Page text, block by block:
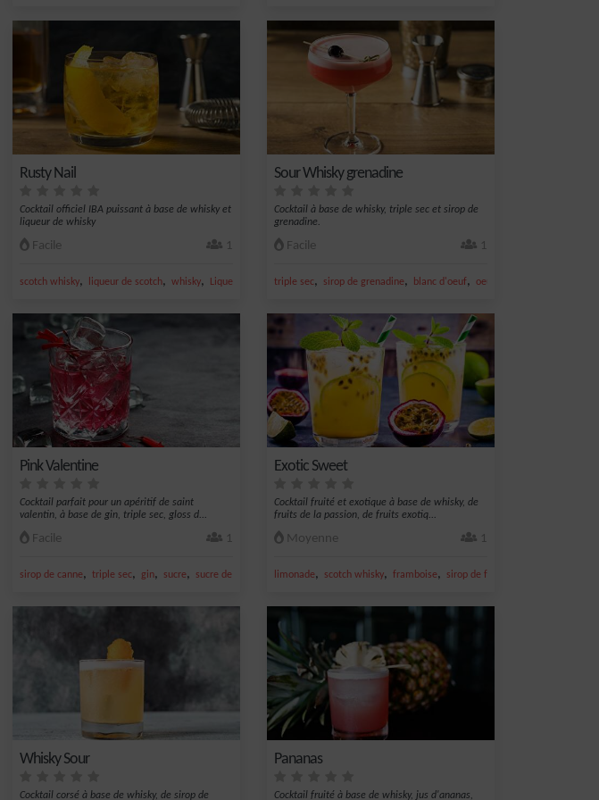
whisky,Short Drink
Rusty Nail
Cocktail officiel IBA puissant à base de whisky et
liqueur de whisky
Facile 1
scotch whisky, liqueur de scotch, whisky, Liqueur
Sour Whisky grenadine
Cocktail à base de whisky, triple sec et sirop de
grenadine.
Facile 1
triple sec, sirop de grenadine, blanc d'oeuf, oeuf
Pink Valentine
Cocktail parfait pour un apéritif de saint
valentin, à base de gin, triple sec, gloss d...
Facile 1
sirop de canne, triple sec, gin, sucre, sucre de canne
Exotic Sweet
Cocktail fruité et exotique à base de whisky, de
fruits de la passion, de fruits exotiq...
Moyenne 1
limonade, scotch whisky, framboise, sirop de framboise
Whisky Sour
Cocktail corsé à base de whisky, de sirop de
Pananas
Cocktail fruité à base de whisky, jus d'ananas,